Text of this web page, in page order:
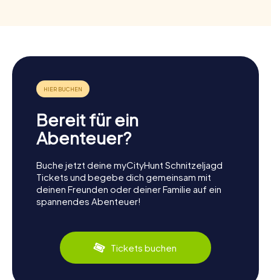
Bereit für ein
Abenteuer?
Buche jetzt deine myCityHunt Schnitzeljagd
Tickets und begebe dich gemeinsam mit
deinen Freunden oder deiner Familie auf ein
spannendes Abenteuer!
Tickets buchen